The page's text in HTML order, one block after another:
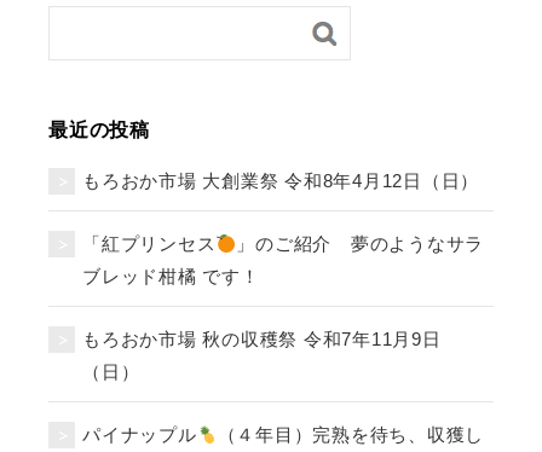
最近の投稿
もろおか市場 大創業祭 令和8年4月12日（日）
「紅プリンセス
」のご紹介 夢のようなサラ
ブレッド柑橘 です！
もろおか市場 秋の収穫祭 令和7年11月9日
（日）
パイナップル
（４年目）完熟を待ち、収獲し